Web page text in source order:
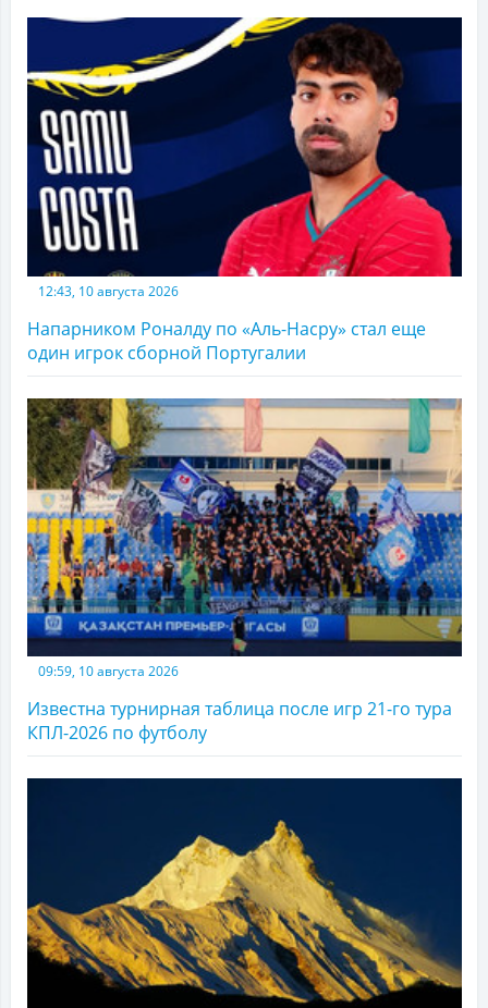
12:43, 10 августа 2026
Напарником Роналду по «Аль-Насру» стал еще
один игрок сборной Португалии
09:59, 10 августа 2026
Известна турнирная таблица после игр 21-го тура
КПЛ-2026 по футболу